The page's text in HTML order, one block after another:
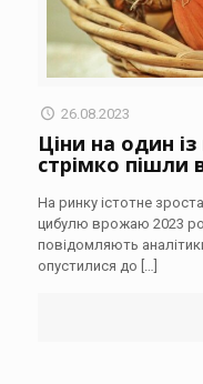
26.08.2023
Ціни на один
стрімко пішли
На ринку істотне
цибулю врожаю 2023
повідомляють
опустилися до […]